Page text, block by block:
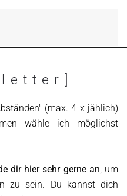
letter]
(max. 4 x jählich)
wähle ich möglichst
dir hier sehr gerne an, um
zu sein. Du kannst dich